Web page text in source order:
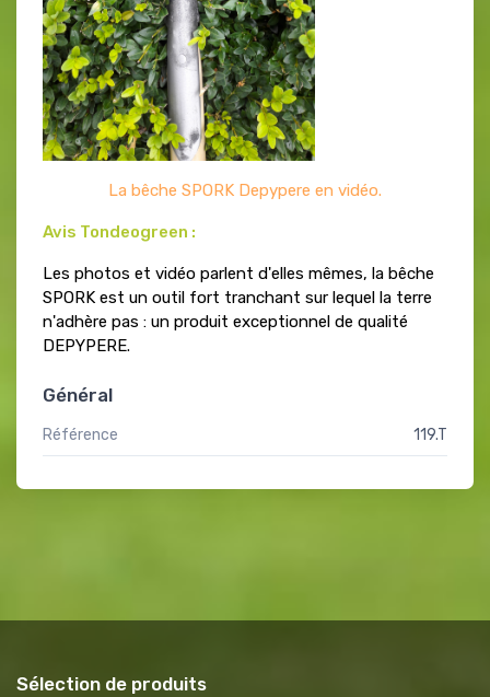
La bêche SPORK Depypere en vidéo.
Avis Tondeogreen :
Les photos et vidéo parlent d'elles mêmes, la bêche
SPORK est un outil fort tranchant sur lequel la terre
n'adhère pas : un produit exceptionnel de qualité
DEPYPERE.
Général
Référence 119.T
Sélection de produits